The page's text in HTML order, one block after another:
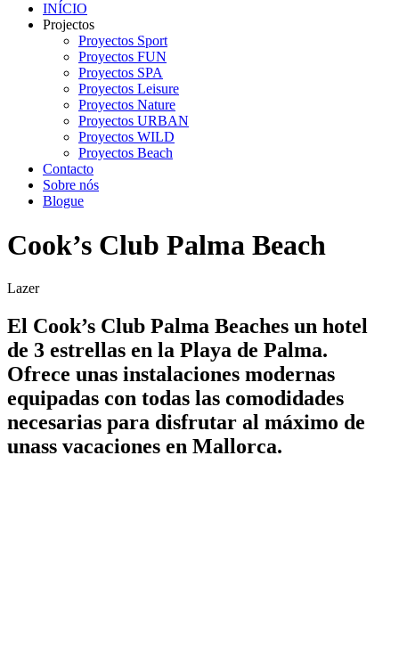
INÍCIO
Projectos
Proyectos Sport
Proyectos FUN
Proyectos SPA
Proyectos Leisure
Proyectos Nature
Proyectos URBAN
Proyectos WILD
Proyectos Beach
Contacto
Sobre nós
Blogue
Cook’s Club Palma Beach
Lazer
El Cook’s Club Palma Beaches un hotel
de 3 estrellas en la Playa de Palma.
Ofrece unas instalaciones modernas
equipadas con todas las comodidades
necesarias para disfrutar al máximo de
unass vacaciones en Mallorca.